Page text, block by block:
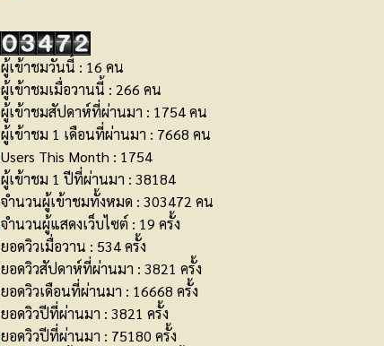
ผู้เข้าชมวันนี้ : 16 คน
ผู้เข้าชมเมื่อวานนี้ : 266 คน
ผู้เข้าชมสัปดาห์ที่ผ่านมา : 1754 คน
ผู้เข้าชม 1 เดือนที่ผ่านมา : 7668 คน
Users This Month : 1754
ผู้เข้าชม 1 ปีที่ผ่านมา : 38184
จำนวนผู้เข้าชมทั้งหมด : 303472 คน
จำนวนผู้แสดงเว็บไซต์ : 19 ครั้ง
ยอดวิวเมื่อวาน : 534 ครั้ง
ยอดวิวสัปดาห์ที่ผ่านมา : 3821 ครั้ง
ยอดวิวเดือนที่ผ่านมา : 16668 ครั้ง
ยอดวิวปีที่ผ่านมา : 3821 ครั้ง
ยอดวิวปีที่ผ่านมา : 75180 ครั้ง